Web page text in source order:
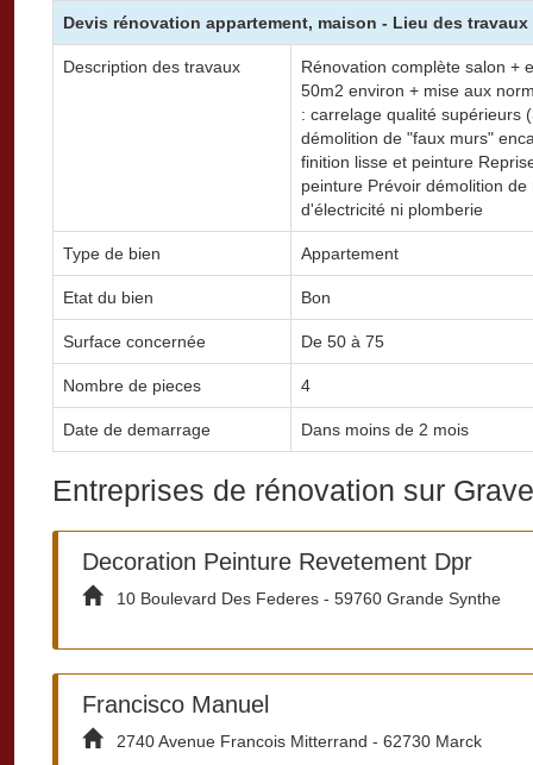
Devis rénovation appartement, maison - Lieu des
Description des travaux
Rénovation complète salon +
50m2 environ + mise aux
: carrelage qualité supérieurs
démolition de "faux murs"
finition lisse et peinture
peinture Prévoir démolition
d'électricité ni plomberie
Type de bien Appartement
Etat du bien Bon
Surface concernée De 50 à 75
Nombre de pieces 4
Date de demarrage Dans moins de 2 mois
Entreprises de rénovation sur
Decoration Peinture Revetement Dpr
10 Boulevard Des Federes - 59760 Grande Synthe
Francisco Manuel
2740 Avenue Francois Mitterrand - 62730 Marck